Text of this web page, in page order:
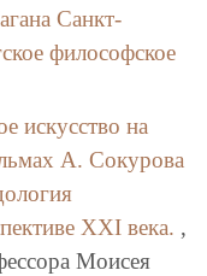
Санкт-
философское
искусство на
А. Сокурова
XXI века. ,
Моисея